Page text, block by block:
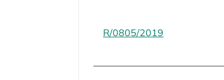
R/0805/2019 opens in a